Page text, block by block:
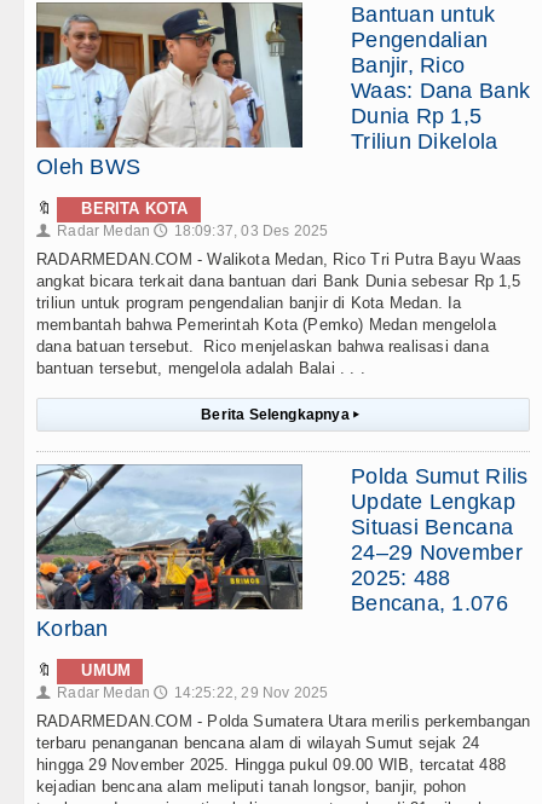
Bantuan untuk
Pengendalian
Banjir, Rico
Waas: Dana Bank
Dunia Rp 1,5
Triliun Dikelola
Oleh BWS
🔖 BERITA KOTA
👤 Radar Medan 🕔 18:09:37, 03 Des 2025
RADARMEDAN.COM - Walikota Medan, Rico Tri Putra Bayu Waas
angkat bicara terkait dana bantuan dari Bank Dunia sebesar Rp 1,5
triliun untuk program pengendalian banjir di Kota Medan. Ia
membantah bahwa Pemerintah Kota (Pemko) Medan mengelola
dana batuan tersebut. Rico menjelaskan bahwa realisasi dana
bantuan tersebut, mengelola adalah Balai . . .
Berita Selengkapnya ▸
Polda Sumut Rilis
Update Lengkap
Situasi Bencana
24–29 November
2025: 488
Bencana, 1.076
Korban
🔖 UMUM
👤 Radar Medan 🕔 14:25:22, 29 Nov 2025
RADARMEDAN.COM - Polda Sumatera Utara merilis perkembangan
terbaru penanganan bencana alam di wilayah Sumut sejak 24
hingga 29 November 2025. Hingga pukul 09.00 WIB, tercatat 488
kejadian bencana alam meliputi tanah longsor, banjir, pohon